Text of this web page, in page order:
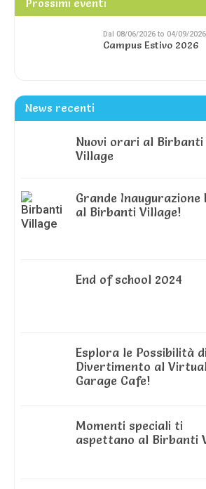
Prossimi eventi
Dal 08/06/2026 to 04/09/2026
Campus Estivo 2026
News recenti
Nuovi orari al Birbanti
Village
Grande Inaugurazione
al Birbanti Village!
End of school 2024
Esplora le Possibilità di
Divertimento al Virtual
Garage Cafe!
Momenti speciali ti
aspettano al Birbanti